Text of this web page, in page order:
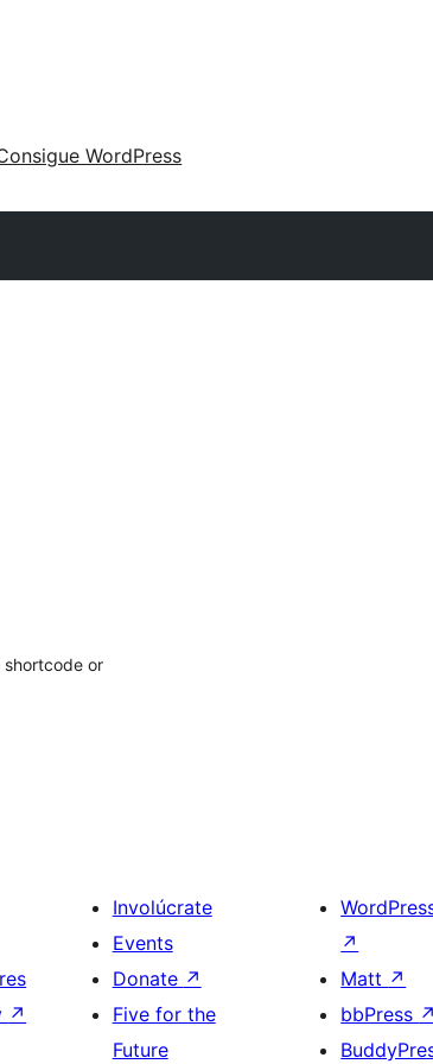
WordPress
shortcode or
↗
Involúcrate
Events
Donate ↗
Five for the
Future
↗
Matt ↗
bbPress ↗